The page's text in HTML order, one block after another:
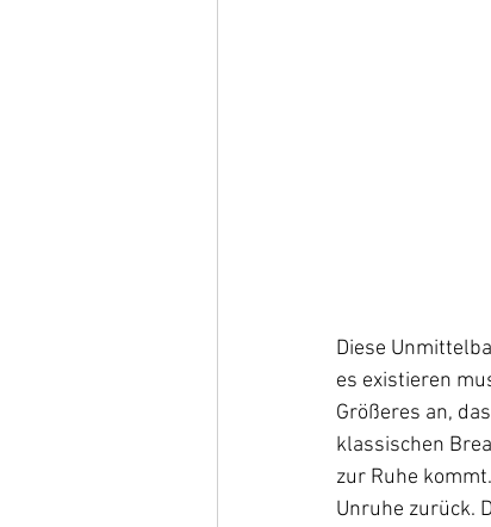
Diese
es existieren
Größeres an,
klassischen
zur Ruhe
Unruhe zurück.